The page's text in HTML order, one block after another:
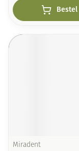
Bestel
Miradent